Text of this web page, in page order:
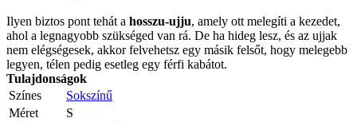
Ilyen biztos pont tehát a hosszu-ujju, amely ott melegíti a kezedet,
ahol a legnagyobb szükséged van rá. De ha hideg lesz, és az ujjak
nem elégségesek, akkor felvehetsz egy másik felsőt, hogy melegebb
legyen, télen pedig esetleg egy férfi kabátot.
Tulajdonságok
Színes
Sokszínű
Méret
S